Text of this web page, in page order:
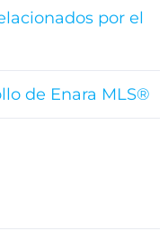
por el
de Enara MLS®